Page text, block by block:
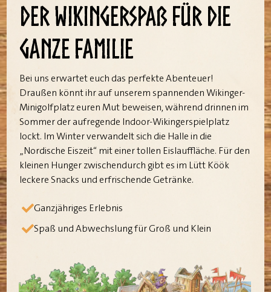
Der Wikingerspaß für die
ganze Familie
Bei uns erwartet euch das perfekte Abenteuer!
Draußen könnt ihr auf unserem spannenden Wikinger-
Minigolfplatz euren Mut beweisen, während drinnen im
Sommer der aufregende Indoor-Wikingerspielplatz
lockt. Im Winter verwandelt sich die Halle in die
„Nordische Eiszeit“ mit einer tollen Eislauffläche. Für den
kleinen Hunger zwischendurch gibt es im Lütt Köök
leckere Snacks und erfrischende Getränke.
Ganzjähriges Erlebnis
Spaß und Abwechslung für Groß und Klein